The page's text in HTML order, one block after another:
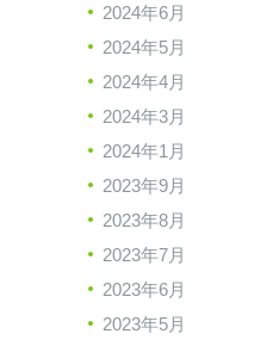
2024年6月
2024年5月
2024年4月
2024年3月
2024年1月
2023年9月
2023年8月
2023年7月
2023年6月
2023年5月